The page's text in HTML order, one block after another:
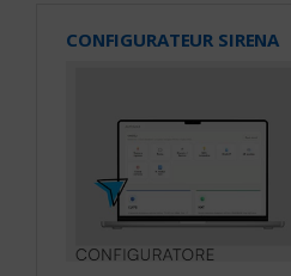
CONFIGURATEUR SIRENA